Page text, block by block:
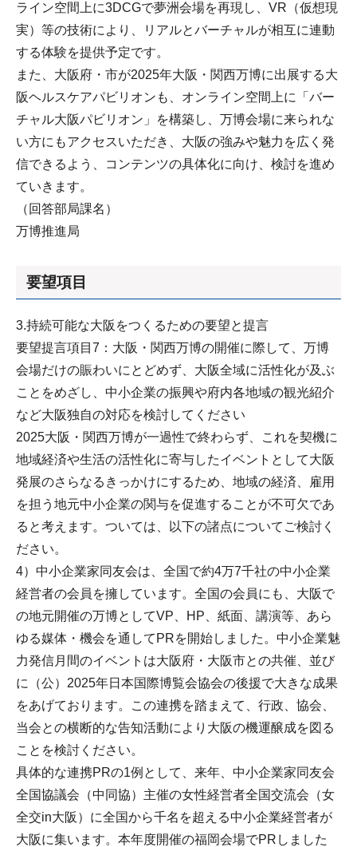
ライン空間上に3DCGで夢洲会場を再現し、VR（仮想現
実）等の技術により、リアルとバーチャルが相互に連動
する体験を提供予定です。
また、大阪府・市が2025年大阪・関西万博に出展する大
阪ヘルスケアパビリオンも、オンライン空間上に「バー
チャル大阪パビリオン」を構築し、万博会場に来られな
い方にもアクセスいただき、大阪の強みや魅力を広く発
信できるよう、コンテンツの具体化に向け、検討を進め
ていきます。
（回答部局課名）
万博推進局
要望項目
3.持続可能な大阪をつくるための要望と提言
要望提言項目7：大阪・関西万博の開催に際して、万博
会場だけの賑わいにとどめず、大阪全域に活性化が及ぶ
ことをめざし、中小企業の振興や府内各地域の観光紹介
など大阪独自の対応を検討してください
2025大阪・関西万博が一過性で終わらず、これを契機に
地域経済や生活の活性化に寄与したイベントとして大阪
発展のさらなるきっかけにするため、地域の経済、雇用
を担う地元中小企業の関与を促進することが不可欠であ
ると考えます。ついては、以下の諸点についてご検討く
ださい。
4）中小企業家同友会は、全国で約4万7千社の中小企業
経営者の会員を擁しています。全国の会員にも、大阪で
の地元開催の万博としてVP、HP、紙面、講演等、あら
ゆる媒体・機会を通してPRを開始しました。中小企業魅
力発信月間のイベントは大阪府・大阪市との共催、並び
に（公）2025年日本国際博覧会協会の後援で大きな成果
をあげております。この連携を踏まえて、行政、協会、
当会との横断的な告知活動により大阪の機運醸成を図る
ことを検討ください。
具体的な連携PRの1例として、来年、中小企業家同友会
全国協議会（中同協）主催の女性経営者全国交流会（女
全交in大阪）に全国から千名を超える中小企業経営者が
大阪に集います。本年度開催の福岡会場でPRしました